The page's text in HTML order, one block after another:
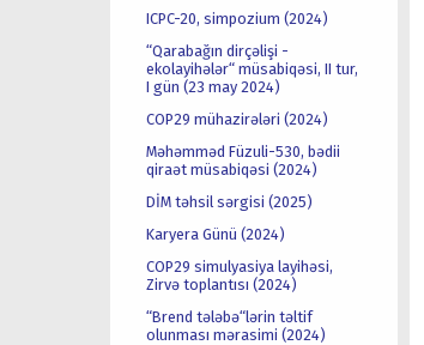
ICPC-20, simpozium (2024)
“Qarabağın dirçəlişi -
ekolayihələr“ müsabiqəsi, II tur,
I gün (23 may 2024)
COP29 mühazirələri (2024)
Məhəmməd Füzuli-530, bədii
qiraət müsabiqəsi (2024)
DİM təhsil sərgisi (2025)
Karyera Günü (2024)
COP29 simulyasiya layihəsi,
Zirvə toplantısı (2024)
“Brend tələbə“lərin təltif
olunması mərasimi (2024)